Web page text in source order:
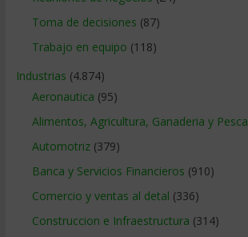
Toma de decisiones (87)
Trabajo en equipo (118)
Industrias (4.874)
Aeronautica (95)
Alimentos, Agricultura, Ganaderia y Pesca
Automotriz(379)
Banca y Servicios Financieros (910)
Comercio y ventas al detal (336)
Construccion e Infraestructura (314)